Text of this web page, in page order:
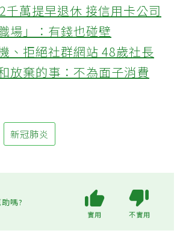
千萬提早退休 接信用卡公司
場」：有錢也碰壁
、拒絕社群網站 48歲社長
放棄的事：不為面子消費
新冠肺炎
嗎?
實用 不實用